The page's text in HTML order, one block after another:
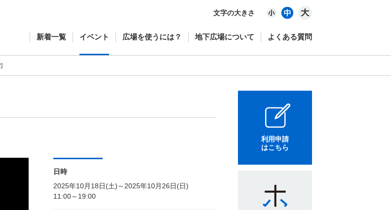
文字の大きさ
新着一覧 イベント 広場を使うには？ 地下広場について よくある質問
日時
2025年10月18日(土)～2025年10月26日(日)
11:00～19:00
利用申請
はこちら